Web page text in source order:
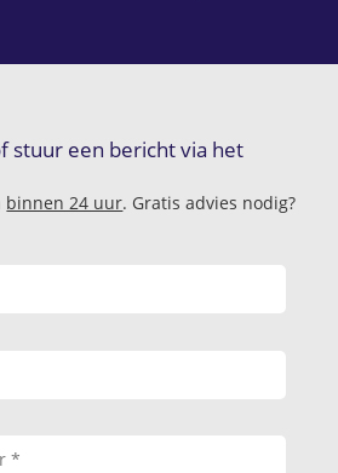
stuur een bericht via het
binnen 24 uur. Gratis advies nodig?